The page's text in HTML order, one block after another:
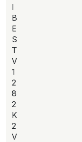
I
B
E
S
T
V
1
2
8
2
K
2
V